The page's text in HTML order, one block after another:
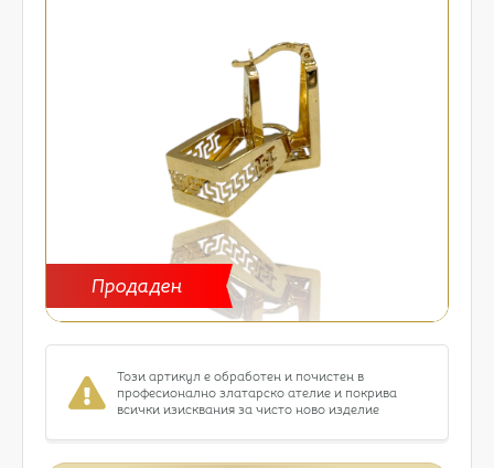
Продаден
Този артикул е обработен и почистен в
професионално златарско ателие и покрива
всички изисквания за чисто ново изделие